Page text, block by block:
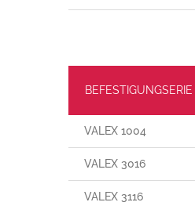
BEFESTIGUNGSERIE
VALEX 1004
VALEX 3016
VALEX 3116